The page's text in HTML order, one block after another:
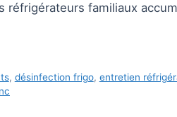
réfrigérateurs familiaux
, désinfection frigo, entretien